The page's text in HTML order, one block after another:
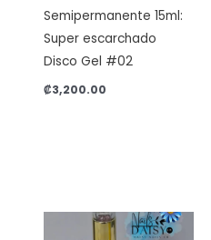
Semipermanente 15ml:
Super escarchado
Disco Gel #02
₡3,200.00